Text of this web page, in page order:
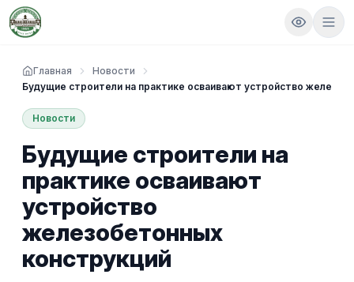
Главная
Новости
Будущие строители на практике осваивают устройство
Новости
Будущие строители на
практике осваивают
устройство
железобетонных
конструкций